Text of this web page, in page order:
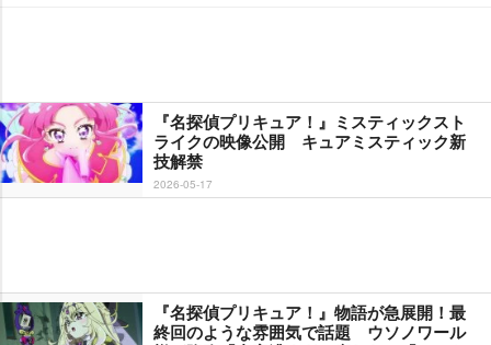
『名探偵プリキュア！』ミスティックスト
ライクの映像公開 キュアミスティック新
技解禁
2026-05-17
『名探偵プリキュア！』物語が急展開！最
終回のような雰囲気で話題 ウソノワール